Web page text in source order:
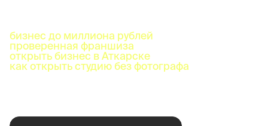
бизнес до миллиона рублей
проверенная франшиза
открыть бизнес в Аткарске
как открыть студию без фотографа